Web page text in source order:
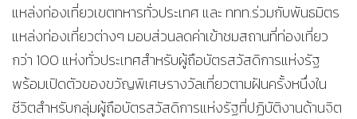
แหล่งท่องเที่ยวเขตทหารทั่วประเทศ และ ททท.ร่วมกับพันธมิตร
แหล่งท่องเที่ยวต่างๆ มอบส่วนลดค่าเข้าชมสถานที่ท่องเที่ยว
กว่า 100 แห่งทั่วประเทศสำหรับผู้ถือบัตรสวัสดิการแห่งรัฐ
พร้อมเปิดตัวของขวัญพิเศษรางวัลเที่ยวตามฝันครั้งหนึ่งใน
ชีวิตสำหรับกลุ่มผู้ถือบัตรสวัสดิการแห่งรัฐที่ปฏิบัติงานด้านจิต